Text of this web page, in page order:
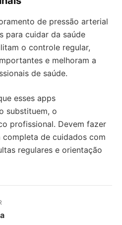
de pressão arterial
para cuidar da saúde
o controle regular,
e melhoram a
de saúde.
esses apps
substituem, o
profissional. Devem fazer
de cuidados com
regulares e orientação